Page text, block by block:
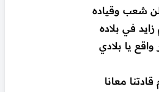
شعب وقياده
في بلاده
يا بلادي
قادتنا معانا